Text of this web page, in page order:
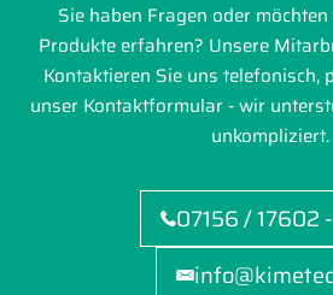
Sie haben Fragen oder
Produkte erfahren? Unsere
Kontaktieren Sie uns telefonisch,
unser Kontaktformular - wir
unkompliziert.
07156 / 17602